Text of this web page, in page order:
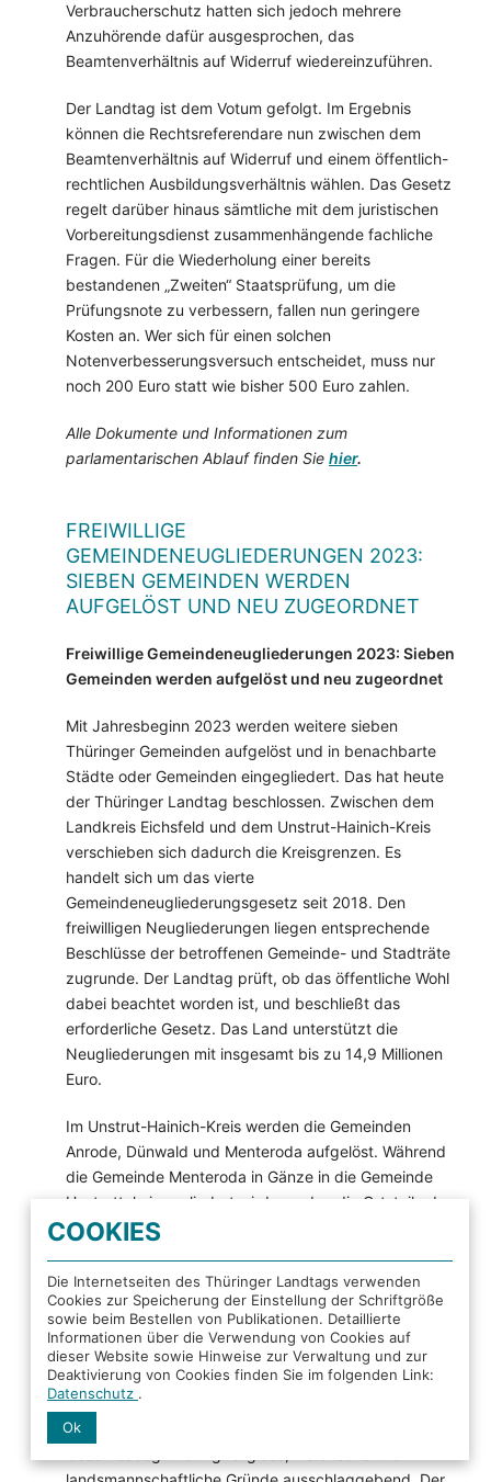
Verbraucherschutz hatten sich jedoch mehrere
Anzuhörende dafür ausgesprochen, das
Beamtenverhältnis auf Widerruf wiedereinzuführen.
Der Landtag ist dem Votum gefolgt. Im Ergebnis
können die Rechtsreferendare nun zwischen dem
Beamtenverhältnis auf Widerruf und einem öffentlich-
rechtlichen Ausbildungsverhältnis wählen. Das Gesetz
regelt darüber hinaus sämtliche mit dem juristischen
Vorbereitungsdienst zusammenhängende fachliche
Fragen. Für die Wiederholung einer bereits
bestandenen „Zweiten“ Staatsprüfung, um die
Prüfungsnote zu verbessern, fallen nun geringere
Kosten an. Wer sich für einen solchen
Notenverbesserungsversuch entscheidet, muss nur
noch 200 Euro statt wie bisher 500 Euro zahlen.
Alle Dokumente und Informationen zum
parlamentarischen Ablauf finden Sie hier.
FREIWILLIGE
GEMEINDENEUGLIEDERUNGEN 2023:
SIEBEN GEMEINDEN WERDEN
AUFGELÖST UND NEU ZUGEORDNET
Freiwillige Gemeindeneugliederungen 2023: Sieben
Gemeinden werden aufgelöst und neu zugeordnet
Mit Jahresbeginn 2023 werden weitere sieben
Thüringer Gemeinden aufgelöst und in benachbarte
Städte oder Gemeinden eingegliedert. Das hat heute
der Thüringer Landtag beschlossen. Zwischen dem
Landkreis Eichsfeld und dem Unstrut-Hainich-Kreis
verschieben sich dadurch die Kreisgrenzen. Es
handelt sich um das vierte
Gemeindeneugliederungsgesetz seit 2018. Den
freiwilligen Neugliederungen liegen entsprechende
Beschlüsse der betroffenen Gemeinde- und Stadträte
zugrunde. Der Landtag prüft, ob das öffentliche Wohl
dabei beachtet worden ist, und beschließt das
erforderliche Gesetz. Das Land unterstützt die
Neugliederungen mit insgesamt bis zu 14,9 Millionen
Euro.
Im Unstrut-Hainich-Kreis werden die Gemeinden
Anrode, Dünwald und Menteroda aufgelöst. Während
die Gemeinde Menteroda in Gänze in die Gemeinde
Unstruttal eingegliedert wird, werden die Ortsteile der
Gemeinden Anrode und Dünwald auf die Stadt
Mühlhausen und die Gemeinde Unstruttal im Unstrut-
Hainich-Kreis aufgeteilt. Für die Eingemeindung der
Ortsteile Bickenriede und Zella der aufgelösten
Gemeinde Anrode sowie der Ortsteile Beberstedt und
Hüpstedt der aufgelösten Gemeinde Dünwald in die
Stadt Dingelstädt und damit den Wechsel in den
Eichsfeldkreis waren ausweislich der
COOKIES
Die Internetseiten des Thüringer Landtags verwenden
Cookies zur Speicherung der Einstellung der Schriftgröße
sowie beim Bestellen von Publikationen. Detaillierte
Informationen über die Verwendung von Cookies auf
dieser Website sowie Hinweise zur Verwaltung und zur
Deaktivierung von Cookies finden Sie im folgenden Link:
Datenschutz .
Ok